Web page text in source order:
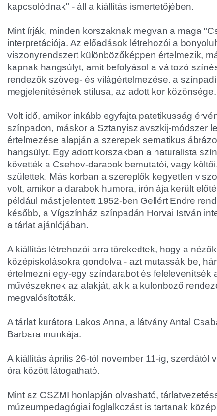
kapcsolódnak" - áll a kiállítás ismertetőjében.
Mint írják, minden korszaknak megvan a maga
interpretációja. Az előadások létrehozói a
viszonyrendszert különbözőképpen értelmezik,
kapnak hangsúlyt, amit befolyásol a változó
rendezők szöveg- és világértelmezése, a
megjelenítésének stílusa, az adott kor közönsége.
Volt idő, amikor inkább egyfajta patetikusság
színpadon, máskor a Sztanyiszlavszkij-módszer
értelmezése alapján a szerepek sematikus
hangsúlyt. Egy adott korszakban a naturalista
követték a Csehov-darabok bemutatói, vagy
születtek. Más korban a szereplők kegyetlen
volt, amikor a darabok humora, iróniája került
például mást jelentett 1952-ben Gellért Endre
később, a Vígszínház színpadán Horvai István
a tárlat ajánlójában.
A kiállítás létrehozói arra törekedtek, hogy a
középiskolásokra gondolva - azt mutassák be,
értelmezni egy-egy színdarabot és felelevenítsék
művészeknek az alakját, akik a különböző
megvalósították.
A tárlat kurátora Lakos Anna, a látvány Antal
Barbara munkája.
A kiállítás április 26-tól november 11-ig, szerdától
óra között látogatható.
Mint az OSZMI honlapján olvasható,
múzeumpedagógiai foglalkozást is tartanak